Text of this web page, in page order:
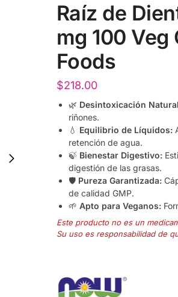
Raíz de
mg 100 Veg
Foods
$218.00
🌿 Desintoxicación
riñones.
💧 Equilibrio de Líquidos:
retención de agua.
🍃 Bienestar Digestivo:
digestión de las grasas.
🛡️ Pureza Garantizada:
de calidad GMP.
🌱 Apto para Veganos:
Este producto no es un
Su uso es responsabilidad de